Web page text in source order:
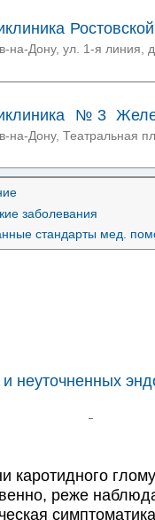
на-Дону, ул. 1-я линия,
№3
на-Дону, Театральная
на-Дону, ул.
в Чалтыре на
на-Дону, Халтуринский
заболевания
стандарты мед.
неуточненных
каротидного
реже